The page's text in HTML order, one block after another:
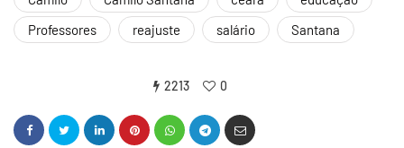
Professores
reajuste salário Santana
2213 0